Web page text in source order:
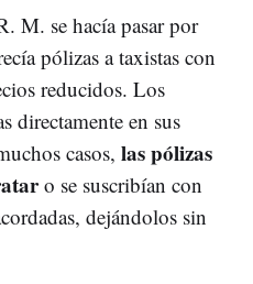
M. se hacía pasar por
pólizas a taxistas con
reducidos. Los
directamente en sus
casos, las pólizas
o se suscribían con
dejándolos sin